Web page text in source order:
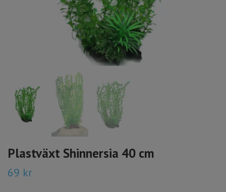
Plastväxt Shinnersia 40 cm
69 kr